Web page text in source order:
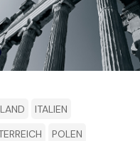
ITALIEN
POLEN